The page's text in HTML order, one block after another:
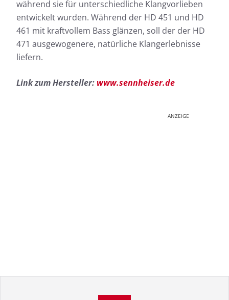
während sie für unterschiedliche Klangvorlieben
entwickelt wurden. Während der HD 451 und HD
461 mit kraftvollem Bass glänzen, soll der der HD
471 ausgewogenere, natürliche Klangerlebnisse
liefern.
Link zum Hersteller: www.sennheiser.de
ANZEIGE